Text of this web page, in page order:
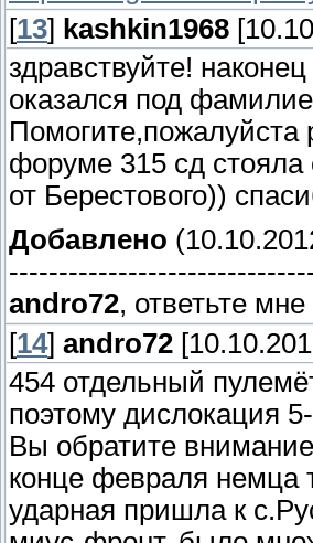
[13] kashkin1968
здравствуйте!
оказался под
форуме 315 сд
от Берестового))
Добавлено
andro72, ответьте
[14] andro72
454 отдельный
поэтому дислокация
Вы обратите
конце февраля немца
ударная пришла к